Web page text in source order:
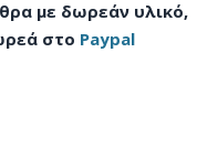
με δωρεάν υλικό,
στο Paypal